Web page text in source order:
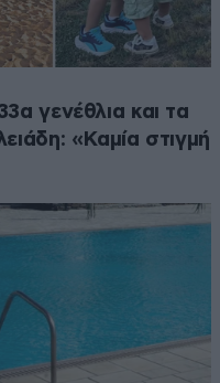
γενέθλια και τα
«Καμία στιγμή